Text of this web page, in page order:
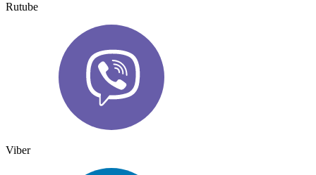
Rutube
Viber